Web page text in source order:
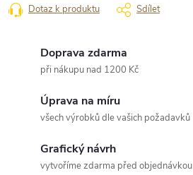
Dotaz k produktu Sdílet
Doprava zdarma
při nákupu nad 1200 Kč
Úprava na míru
všech výrobků dle vašich požadavků
Grafický návrh
vytvoříme zdarma před objednávkou